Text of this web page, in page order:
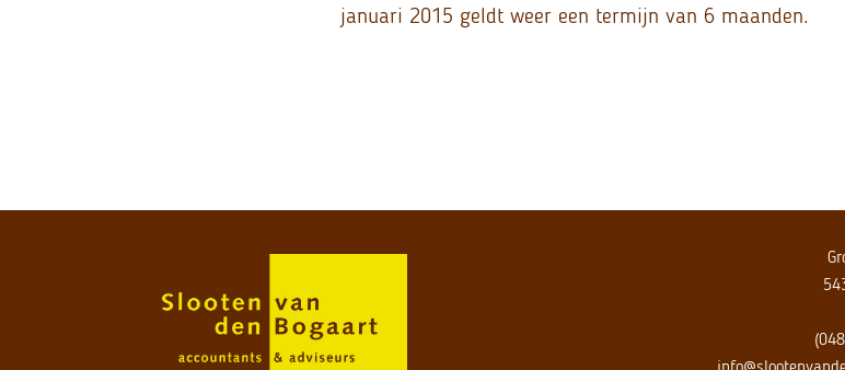
januari 2015 geldt weer een termijn van 6 maanden.